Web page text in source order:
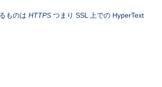
ものは HTTPS つまり SSL 上での HyperText